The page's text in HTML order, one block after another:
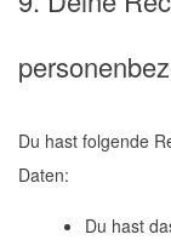
Du hast folgende
Daten:
Du hast